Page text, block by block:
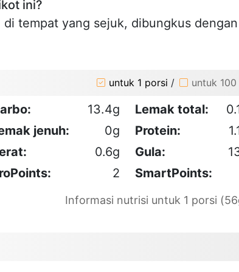
ini?
tempat yang sejuk, dibungkus dengan
untuk 1 porsi / untuk 100
13.4g Lemak total:
jenuh:
0g Protein:
0.6g Gula:
2 SmartPoints:
Informasi nutrisi untuk 1 porsi